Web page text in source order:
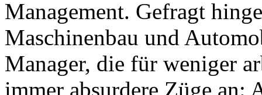
Management. Gefragt
Maschinenbau und
Manager, die für weniger
immer absurdere Züge an: